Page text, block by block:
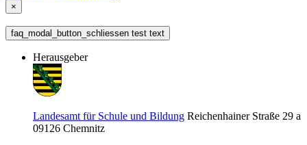
×
faq_modal_button_schliessen test text
Herausgeber
Landesamt für Schule und Bildung Reichenhainer Straße 29 a
09126 Chemnitz